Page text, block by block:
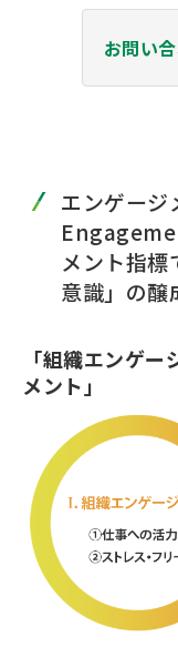
お問い
エンゲージ
メント指標
意識」の醸
「組織エンゲ
メント」